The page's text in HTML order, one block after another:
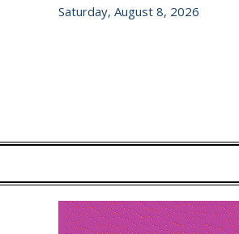
Saturday, August 8, 2026